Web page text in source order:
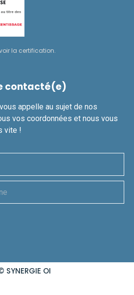
la certification.
contacté(e)
appelle au sujet de nos
vos coordonnées et nous vous
vite !
SYNERGIE OI